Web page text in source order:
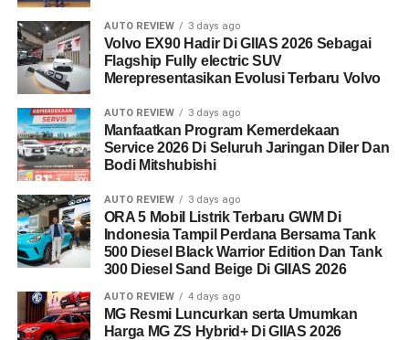
AUTO REVIEW 3 days ago
Volvo EX90 Hadir Di GIIAS 2026 Sebagai
Flagship Fully electric SUV
Merepresentasikan Evolusi Terbaru Volvo
AUTO REVIEW 3 days ago
Manfaatkan Program Kemerdekaan
Service 2026 Di Seluruh Jaringan Diler Dan
Bodi Mitshubishi
AUTO REVIEW 3 days ago
ORA 5 Mobil Listrik Terbaru GWM Di
Indonesia Tampil Perdana Bersama Tank
500 Diesel Black Warrior Edition Dan Tank
300 Diesel Sand Beige Di GIIAS 2026
AUTO REVIEW 4 days ago
MG Resmi Luncurkan serta Umumkan
Harga MG ZS Hybrid+ Di GIIAS 2026